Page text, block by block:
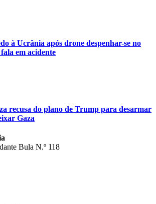
à Ucrânia após drone despenhar-se no
em acidente
recusa do plano de Trump para desarmar
Gaza
Bula N.º 118